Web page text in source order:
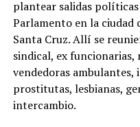
plantear salidas
Parlamento en la ciudad
Santa Cruz. Allí se
sindical, ex
vendedoras ambulantes,
prostitutas, lesbianas,
intercambio.